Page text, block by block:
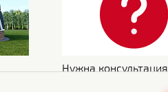
Нужна консультация